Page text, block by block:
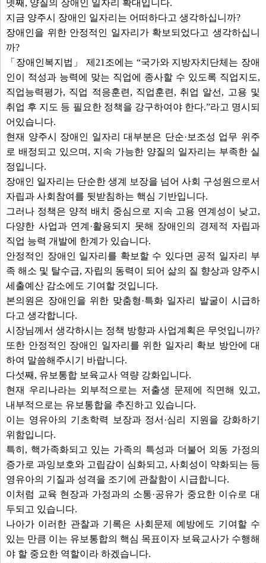
넷째, 양질의 장애인 일자리 확대입니다.
지금 양주시 장애인 일자리는 어떠하다고 생각하십니까?
장애인을 위한 안정적인 일자리가 확보되었다고 생각하십니
까?
「장애인복지법」 제21조에는 “국가와 지방자치단체는 장애
인이 적성과 능력에 맞는 직업에 종사할 수 있도록 직업지도,
직업능력평가, 직업 적응훈련, 직업훈련, 취업 알선, 고용 및
취업 후 지도 등 필요한 정책을 강구하여야 한다.”라고 명시되
어있습니다.
현재 양주시 장애인 일자리 대부분은 단순·보조성 업무 위주
로 배정되고 있으며, 지속 가능한 양질의 일자리는 부족한 실
정입니다.
장애인 일자리는 단순한 생계 보장을 넘어 사회 구성원으로서
자립과 사회참여를 뒷받침하는 핵심 기반입니다.
그러나 정책은 양적 배치 중심으로 지속 고용 연계성이 낮고,
다양한 사업과 연계·활용되지 못해 장애인의 경제적 자립과
직업 능력 개발에 한계가 있습니다.
안정적인 장애인 일자리를 확보할 수 있다면 공적 일자리 부
족 해소 및 탈수급, 자립의 동력이 되어 삶의 질 향상과 양주시
세출예산 감소에도 기여할 것입니다.
본의원은 장애인을 위한 맞춤형·특화 일자리 발굴이 시급하
다고 생각합니다.
시장님께서 생각하시는 정책 방향과 사업계획은 무엇입니까?
또한 안정적인 장애인 일자리를 위한 일자리 확보 방안에 대
하여 말씀해주시기 바랍니다.
다섯째, 유보통합 보육교사 역량 강화입니다.
현재 우리나라는 외부적으로는 저출생 문제에 직면해 있고,
내부적으로는 유보통합을 추진하고 있습니다.
이는 영유아의 기초학력 보장과 정서·심리 지원을 강화하기
위함입니다.
특히, 핵가족화되고 있는 가족의 특성과 더불어 외동 가정의
증가로 과잉보호와 고립감이 심화되고, 사회성이 약화되는 등
영유아의 기질과 성격을 조기에 관찰함이 시급합니다.
이처럼 교육 현장과 가정과의 소통·공유가 중요한 이슈로 대
두되고 있습니다.
나아가 이러한 관찰과 기록은 사회문제 예방에도 기여할 수
있는 만큼 이는 유보통합의 핵심 목표이자 보육교사가 수행해
야 할 중요한 역할이라 하겠습니다.